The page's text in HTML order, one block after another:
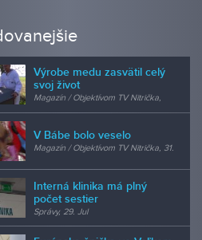
Výrobe medu zasvätil celý
svoj život
Magazín / Objektívom TV Nitrička,
V Bábe bolo veselo
Magazín / Objektívom TV Nitrička, 31.
Interná klinika má plný
počet sestier
Správy, 29. Jul